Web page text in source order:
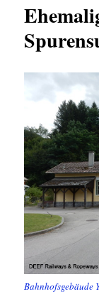
Bahnhofsgebäude